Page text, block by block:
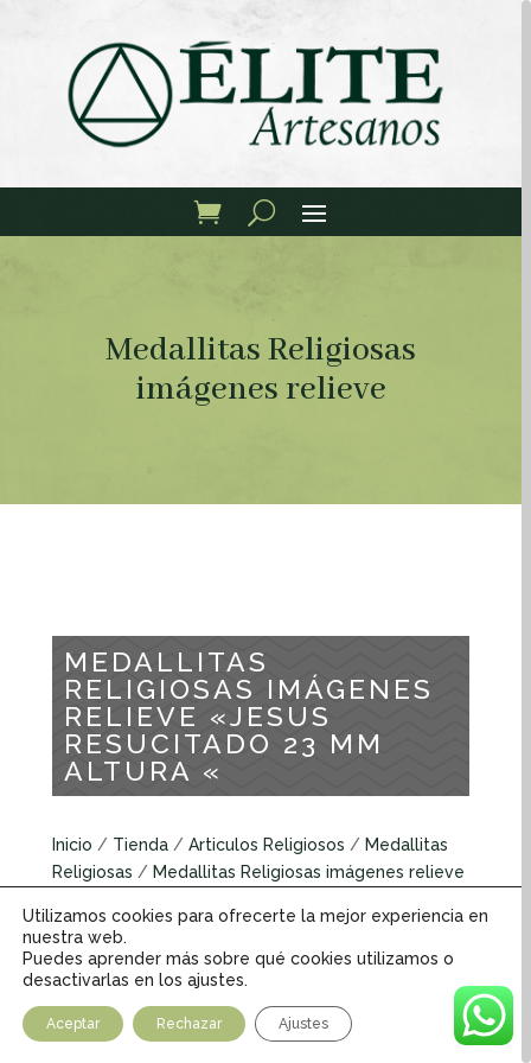
Medallitas Religiosas
imágenes relieve
MEDALLITAS
RELIGIOSAS IMÁGENES
RELIEVE «JESUS
RESUCITADO 23 MM
ALTURA «
Inicio / Tienda / Articulos Religiosos / Medallitas
Religiosas / Medallitas Religiosas imágenes relieve
«JESUS RESUCITADO 23 MM ALTURA «
Medallitas Religiosas imágenes relieve
INFORMACIÓN ADICIONAL
Utilizamos cookies para ofrecerte la mejor experiencia en
nuestra web.
Puedes aprender más sobre qué cookies utilizamos o
desactivarlas en los ajustes.
Aceptar Rechazar Ajustes